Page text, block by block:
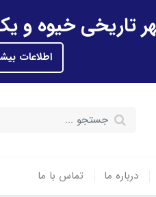
اطلاعات
درباره ما تماس با ما